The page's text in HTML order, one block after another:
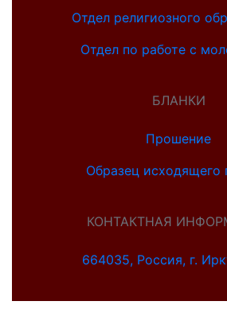
Отдел религиозного
Отдел по работе с
БЛАНКИ
Прошение
Образец исходящего
КОНТАКТНАЯ
664035, Россия, г.